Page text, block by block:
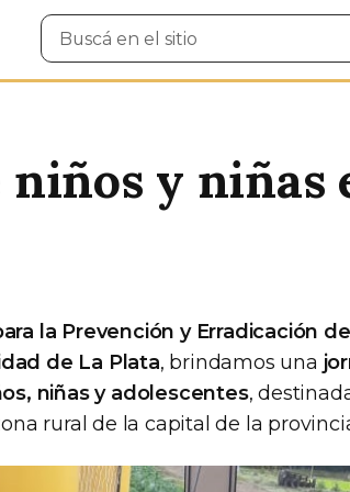
Buscar
en
y niñas
la Prevención y Erradicación
de La Plata, brindamos una
niñas y adolescentes,
rural de la capital de la